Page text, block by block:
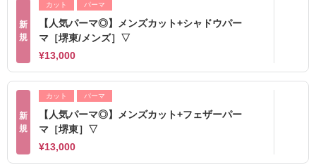
新
規
カット パーマ
【人気パーマ◎】メンズカット+シャドウパー
マ［堺東/メンズ］▽
¥13,000
新
規
カット パーマ
【人気パーマ◎】メンズカット+フェザーパー
マ［堺東］▽
¥13,000